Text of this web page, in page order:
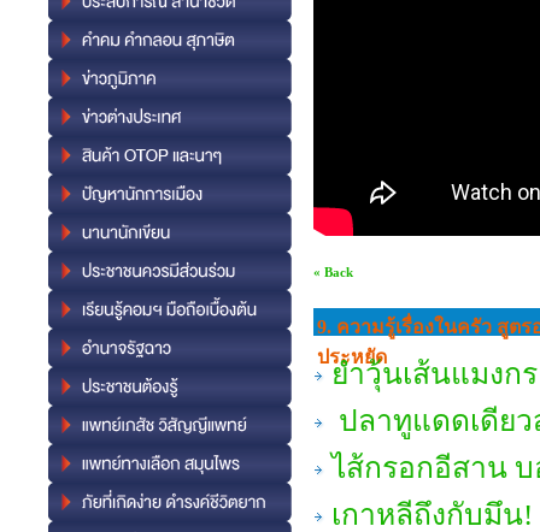
« Back
9. ความรู้เรื่องในครัว สูต
ประหยัด
ยำวุ้นเส้นแมงก
ปลาทูแดดเดีย
ไส้กรอกอีสาน
เกาหลีถึงกับมึน!